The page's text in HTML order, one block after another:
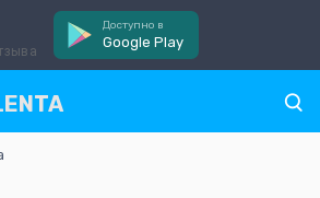
Доступно в
Google Play